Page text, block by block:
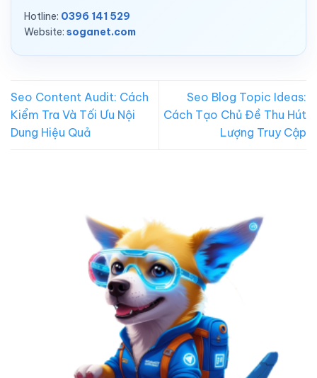
Hotline: 0396 141 529
Website: soganet.com
Seo Content Audit: Cách
Kiểm Tra Và Tối Ưu Nội
Dung Hiệu Quả
Seo Blog Topic Ideas:
Cách Tạo Chủ Đề Thu Hút
Lượng Truy Cập